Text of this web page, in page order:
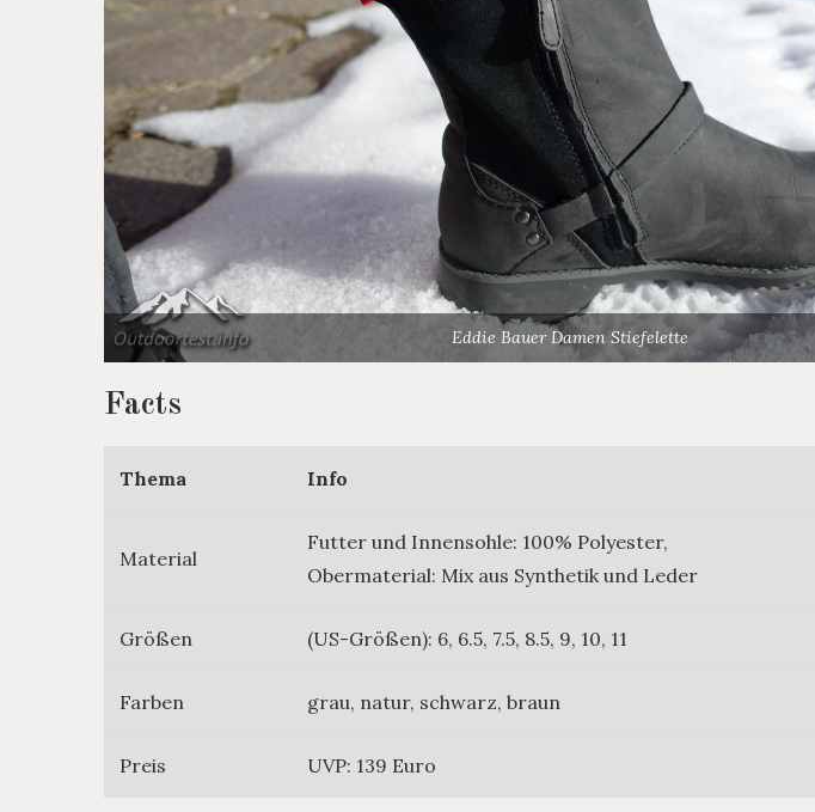
Eddie Bauer Damen Stiefelette
Facts
Thema Info
Material
Futter und Innensohle: 100% Polyester,
Obermaterial: Mix aus Synthetik und Leder
Größen (US-Größen): 6, 6.5, 7.5, 8.5, 9, 10, 11
Farben grau, natur, schwarz, braun
Preis UVP: 139 Euro